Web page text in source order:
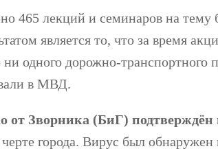
465 лекций и семинаров на тему
является то, что за время
ни одного дорожно-
в МВД.
от Зворника (БиГ) подтверждён
города. Вирус был обнаружен